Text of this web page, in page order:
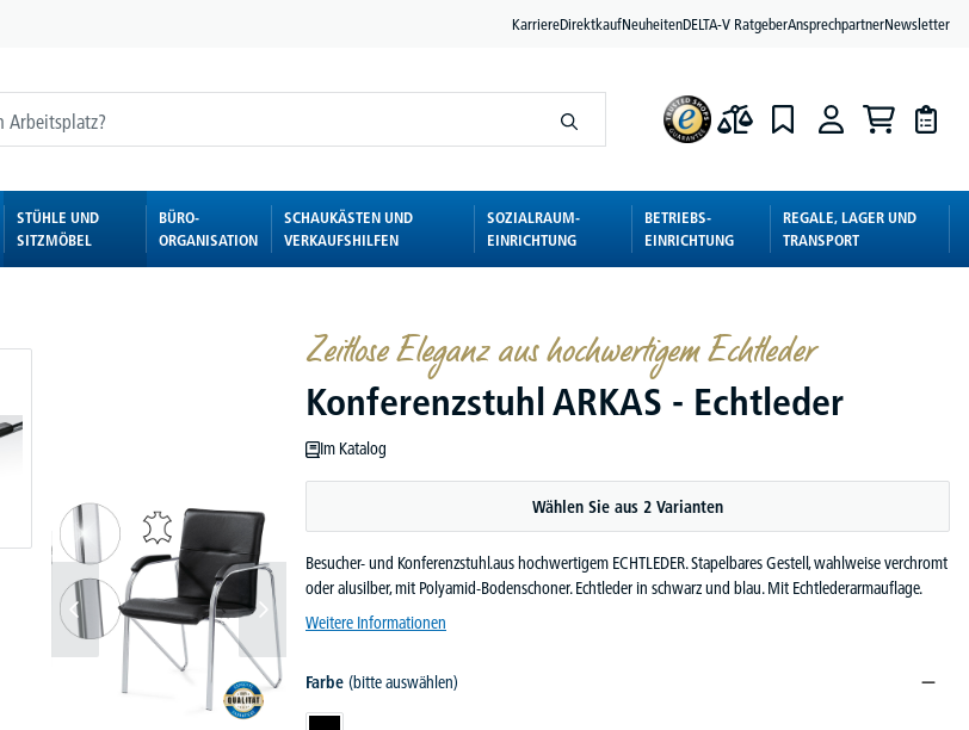
KarriereDirektkaufNeuheitenDELTA-V RatgeberAnsprechpartnerNewsletter
STÜHLE UND
SITZMÖBEL
BÜRO-
ORGANISATION
SCHAUKÄSTEN UND
VERKAUFSHILFEN
SOZIALRAUM-
EINRICHTUNG
BETRIEBS-
EINRICHTUNG
REGALE, LAGER UND
TRANSPORT
Zeitlose Eleganz aus hochwertigem Echtleder
Konferenzstuhl ARKAS - Echtleder
Im Katalog
Wählen Sie aus 2 Varianten
Besucher- und Konferenzstuhl.aus hochwertigem ECHTLEDER. Stapelbares Gestell, wahlweise verchromt
oder alusilber, mit Polyamid-Bodenschoner. Echtleder in schwarz und blau. Mit Echtlederarmauflage.
Weitere Informationen
Farbe (bitte auswählen)